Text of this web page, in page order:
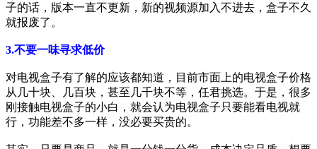
子的话，版本一直不更新，新的视频源加入不进去，盒子不久
就报废了。
3.不要一味寻求低价
对电视盒子有了解的应该都知道，目前市面上的电视盒子价格
从几十块、几百块，甚至几千块不等，任君挑选。于是，很多
刚接触电视盒子的小白，就会认为电视盒子只要能看电视就
行，功能差不多一样，没必要买贵的。